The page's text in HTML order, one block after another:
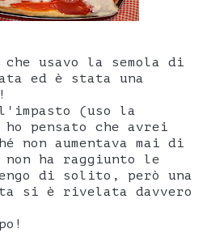
usavo la semola di
ed è stata una
(uso la
ho pensato che avrei
non aumentava mai di
non ha raggiunto le
di solito, però una
si è rivelata davvero